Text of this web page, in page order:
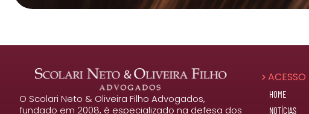
O Scolari Neto & Oliveira Filho Advogados,
fundado em 2008, é especializado na defesa dos
HOME
NOTÍCIAS